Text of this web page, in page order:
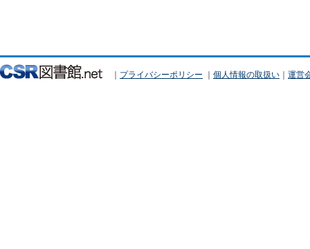
｜ プライバシーポリシー ｜ 個人情報の取扱い ｜ 運営